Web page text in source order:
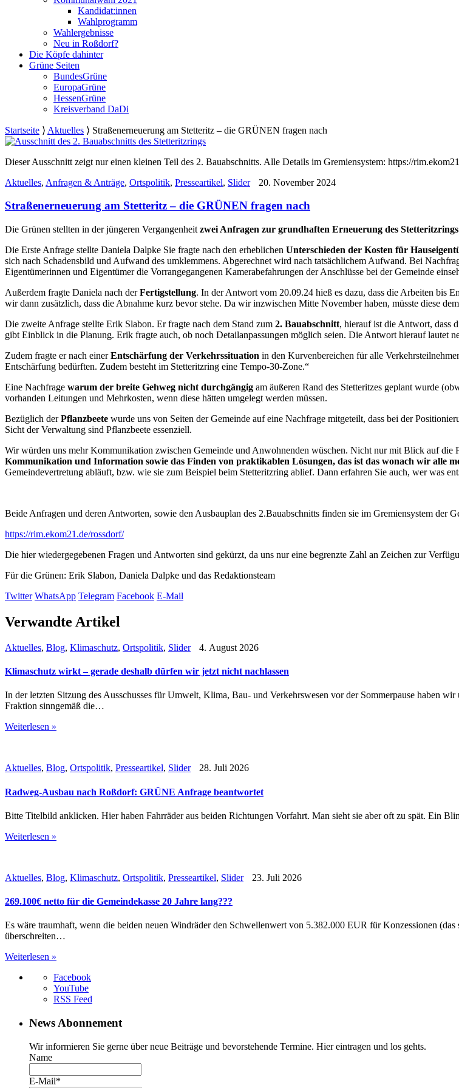
Kandidat:innen
Wahlprogramm
Wahlergebnisse
Neu in Roßdorf?
Die Köpfe dahinter
Grüne Seiten
BundesGrüne
EuropaGrüne
HessenGrüne
Kreisverband DaDi
Startseite ⟩ Aktuelles ⟩ Straßenerneuerung am Stetteritz – die GRÜNEN fragen nach
Dieser Ausschnitt zeigt nur einen kleinen Teil des 2. Bauabschnitts. Alle Details im Gremiensystem: https://
Aktuelles, Anfragen & Anträge, Ortspolitik, Presseartikel, Slider 20. November 2024
Straßenerneuerung am Stetteritz – die GRÜNEN fragen nach
Die Grünen stellten in der jüngeren Vergangenheit zwei Anfragen zur grundhaften Erneuerung des
Die Erste Anfrage stellte Daniela Dalpke Sie fragte nach den erheblichen Unterschieden der Kosten für
sich nach Schadensbild und Aufwand des umklemmens. Abgerechnet wird nach tatsächlichem Aufwand. Bei
Eigentümerinnen und Eigentümer die Vorrangegangenen Kamerabefahrungen der Anschlüsse bei der Gemeinde
Außerdem fragte Daniela nach derFertigstellung. In der Antwort vom 20.09.24 hieß es dazu, dass die Arbeiten bis
wir dann zusätzlich, dass die Abnahme kurz bevor stehe. Da wir inzwischen Mitte November haben, müsste diese
Die zweite Anfrage stellte Erik Slabon. Er fragte nach dem Stand zum 2. Bauabschnitt, hierauf ist die Antwort, dass
gibt Einblick in die Planung. Erik fragte auch, ob noch Detailanpassungen möglich seien. Die Antwort hierauf lautet
Zudem fragte er nach einerEntschärfung der Verkehrssituation in den Kurvenbereichen für alle
Entschärfung bedürften. Zudem besteht im Stetteritzring eine Tempo-30-Zone.“
Eine Nachfrage warum der breite Gehweg nicht durchgängig am äußeren Rand des Stetteritzes geplant wurde
vorhanden Leitungen und Mehrkosten, wenn diese hätten umgelegt werden müssen.
Bezüglich derPflanzbeete wurde uns von Seiten der Gemeinde auf eine Nachfrage mitgeteilt, dass bei der
Sicht der Verwaltung sind Pflanzbeete essenziell.
Wir würden uns mehr Kommunikation zwischen Gemeinde und Anwohnenden wüschen. Nicht nur mit Blick auf die
Kommunikation und Information sowie das Finden von praktikablen Lösungen, das ist das wonach wir alle
Gemeindevertretung abläuft, bzw. wie sie zum Beispiel beim Stetteritzring ablief. Dann erfahren Sie auch, wer was
Beide Anfragen und deren Antworten, sowie den Ausbauplan des 2.Bauabschnitts finden sie im Gremiensystem der
https://rim.ekom21.de/rossdorf/
Die hier wiedergegebenen Fragen und Antworten sind gekürzt, da uns nur eine begrenzte Zahl an Zeichen zur
Für die Grünen: Erik Slabon, Daniela Dalpke und das Redaktionsteam
Twitter WhatsApp Telegram Facebook E-Mail
Verwandte Artikel
Aktuelles, Blog, Klimaschutz, Ortspolitik, Slider 4. August 2026
Klimaschutz wirkt – gerade deshalb dürfen wir jetzt nicht nachlassen
In der letzten Sitzung des Ausschusses für Umwelt, Klima, Bau- und Verkehrswesen vor der Sommerpause haben
Fraktion sinngemäß die…
Weiterlesen »
Aktuelles, Blog, Ortspolitik, Presseartikel, Slider 28. Juli 2026
Radweg-Ausbau nach Roßdorf: GRÜNE Anfrage beantwortet
Bitte Titelbild anklicken. Hier haben Fahrräder aus beiden Richtungen Vorfahrt. Man sieht sie aber oft zu spät. Ein
Weiterlesen »
Aktuelles, Blog, Klimaschutz, Ortspolitik, Presseartikel, Slider 23. Juli 2026
269.100€ netto für die Gemeindekasse 20 Jahre lang???
Es wäre traumhaft, wenn die beiden neuen Windräder den Schwellenwert von 5.382.000 EUR für Konzessionen
überschreiten…
Weiterlesen »
Facebook
YouTube
RSS Feed
News Abonnement
Wir informieren Sie gerne über neue Beiträge und bevorstehende Termine. Hier eintragen und los gehts.
Name
E-Mail*